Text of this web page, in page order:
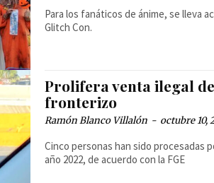
Para los fanáticos de ánime, se lleva
Glitch Con.
Prolifera venta ilegal
fronterizo
Ramón Blanco Villalón - octubre 10,
Cinco personas han sido procesadas
año 2022, de acuerdo con la FGE